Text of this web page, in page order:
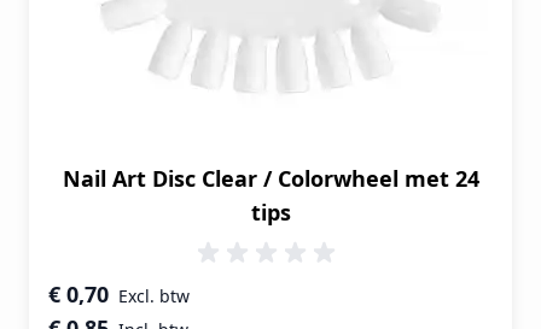
Nail Art Disc Clear / Colorwheel met 24
tips
Speciale prijs
€ 0,70